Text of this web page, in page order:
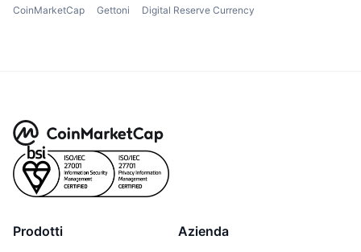
CoinMarketCap Gettoni Digital Reserve Currency
Prodotti Azienda